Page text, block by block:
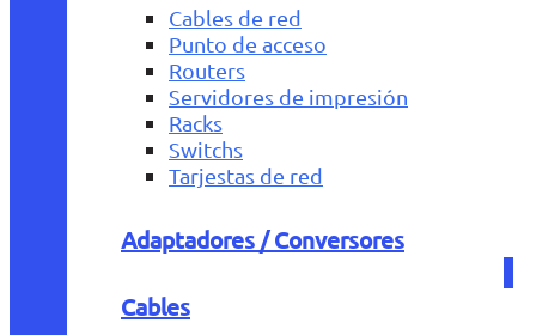
Cables de red
Punto de acceso
Routers
Servidores de impresión
Racks
Switchs
Tarjestas de red
Adaptadores / Conversores
Cables